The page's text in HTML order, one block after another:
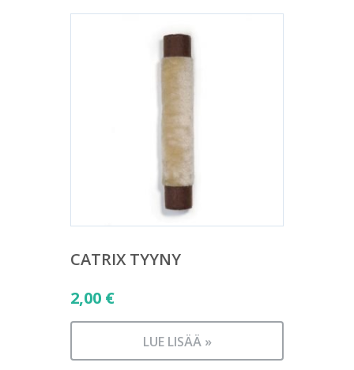
CATRIX TYYNY
2,00 €
LUE LISÄÄ »